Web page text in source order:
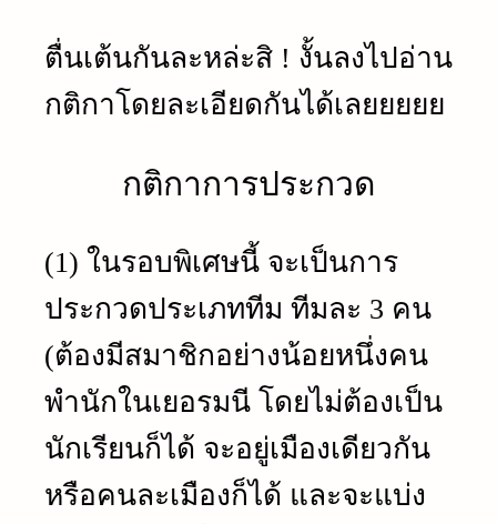
ตื่นเต้นกันละหล่ะสิ ! งั้นลงไปอ่าน
กติกาโดยละเอียดกันได้เลยยยยย
กติกาการประกวด
(1) ในรอบพิเศษนี้ จะเป็นการ
ประกวดประเภททีม ทีมละ 3 คน
(ต้องมีสมาชิกอย่างน้อยหนึ่งคน
พำนักในเยอรมนี โดยไม่ต้องเป็น
นักเรียนก็ได้ จะอยู่เมืองเดียวกัน
หรือคนละเมืองก็ได้ และจะแบ่ง